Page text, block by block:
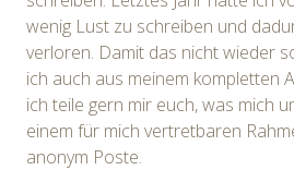
wenig Lust zu schreiben und
verloren. Damit das nicht wieder
ich auch aus meinem kompletten
ich teile gern mir euch, was mich
einem für mich vertretbaren
anonym Poste.